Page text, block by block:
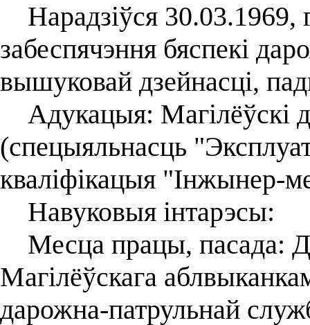
Нарадзіўся 30.03.1969,
забеспячэння бяспекі
вышуковай дзейнасці,
Адукацыя: Магілёўскі
(спецыяльнасць
кваліфікацыя "Інжынер-
Навуковыя інтарэсы:
Месца працы, пасада:
Магілёўскага
дарожна-патрульнай